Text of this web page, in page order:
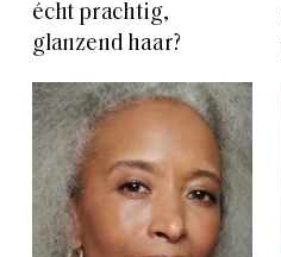
écht prachtig,
glanzend haar?